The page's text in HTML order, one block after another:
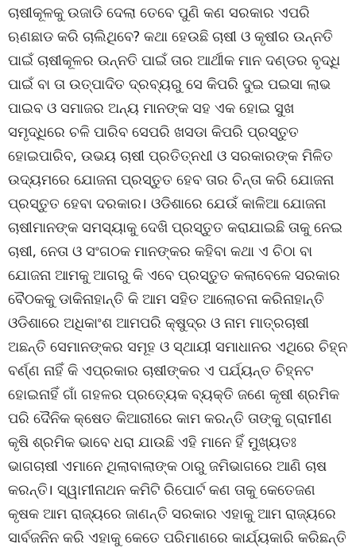
ଚାଷୀକୂଳକୁ ଉଜାଡି ଦେଲା ତେବେ ପୁଣି କଣ ସରକାର ଏପରି
ଋଣଛାଡ କରି ଚାଲିଥିବେ? କଥା ହେଉଛି ଚାଷୀ ଓ କୃଷୀର ଉନ୍ନତି
ପାଇଁ ଚାଷୀକୂଳର ଉନ୍ନତି ପାଇଁ ତାର ଆର୍ଥୀକ ମାନ ଦଣ୍ଡର ବୃଦ୍ଧି
ପାଇଁ ବା ତା ଉତ୍ପାଦିତ ଦ୍ରବ୍ୟରୁ ସେ କିପରି ଦୁଇ ପଇସା ଲାଭ
ପାଇବ ଓ ସମାଜର ଅନ୍ୟ ମାନଙ୍କ ସହ ଏକ ହୋଇ ସୁଖ
ସମୃଦ୍ଧିରେ ଚଳି ପାରିବ ସେପରି ଖସଡା କିପରି ପ୍ରସ୍ତୁତ
ହୋଇପାରିବ, ଉଭୟ ଚାଷୀ ପ୍ରତିତ୍ନଧୀ ଓ ସରକାରଙ୍କ ମିଳିତ
ଉଦ୍ୟମରେ ଯୋଜନା ପ୍ରସ୍ତୁତ ହେବ ତାର ଚିନ୍ତା କରି ଯୋଜନା
ପ୍ରସ୍ତୁତ ହେବା ଦରକାର। ଓଡିଶାରେ ଯେଉଁ କାଳିଆ ଯୋଜନା
ଚାଷୀମାନଙ୍କ ସମସ୍ୟାକୁ ଦେଖି ପ୍ରସ୍ତୁତ କରାଯାଇଛି ତାକୁ ନେଇ
ଚାଷୀ, ନେତା ଓ ସଂଗଠକ ମାନଙ୍କର କହିବା କଥା ଏ ଚିଠା ବା
ଯୋଜନା ଆମକୁ ଆଗରୁ କି ଏବେ ପ୍ରସ୍ତୁତ କଲାବେଳେ ସରକାର
ବୈଠକକୁ ଡାକିନାହାନ୍ତି କି ଆମ ସହିତ ଆଲୋଚନା କରିନାହାନ୍ତି
ଓଡିଶାରେ ଅଧିକାଂଶ ଆମପରି କ୍ଷୁଦ୍ର ଓ ନାମ ମାତ୍ରଚାଷୀ
ଅଛନ୍ତି ସେମାନଙ୍କର ସମୂହ ଓ ସ୍ଥାୟୀ ସମାଧାନର ଏଥିରେ ଚିହ୍ନ
ବର୍ଣ୍ଣ ନାହିଁ କି ଏପ୍ରକାର ଚାଷୀଙ୍କର ଏ ପର୍ଯ୍ୟନ୍ତ ଚିହ୍ନଟ
ହୋଇନାହିଁ ଗାଁ ଗହଳର ପ୍ରତ୍ୟେକ ବ୍ୟକ୍ତି ଜଣେ କୃଷୀ ଶ୍ରମିକ
ପରି ଦୈନିକ କ୍ଷେତ କିଆରୀରେ କାମ କରନ୍ତି ତାଙ୍କୁ ଗ୍ରାମୀଣ
କୃଷି ଶ୍ରମିକ ଭାବେ ଧରା ଯାଉଛି ଏହି ମାନେ ହିଁ ମୁଖ୍ୟତଃ
ଭାଗଚାଷୀ ଏମାନେ ଥିଲାବାଲାଙ୍କ ଠାରୁ ଜମିଭାଗରେ ଆଣି ଚାଷ
କରନ୍ତି। ସ୍ୱାମୀନାଥନ କମିଟି ରିପୋର୍ଟ କଣ ତାକୁ କେତେଜଣ
କୃଷକ ଆମ ରାଜ୍ୟରେ ଜାଣନ୍ତି ସରକାର ଏହାକୁ ଆମ ରାଜ୍ୟରେ
ସାର୍ବଜନିନ କରି ଏହାକୁ କେତେ ପରିମାଣରେ କାର୍ଯ୍ୟକାରି କରିଛନ୍ତି